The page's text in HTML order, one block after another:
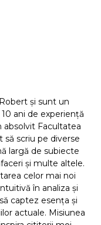
și sunt un
ani de experiență
Facultatea
să scriu pe diverse
largă de subiecte
și multe altele.
celor mai noi
în analiza și
captez esența și
actuale. Misiunea